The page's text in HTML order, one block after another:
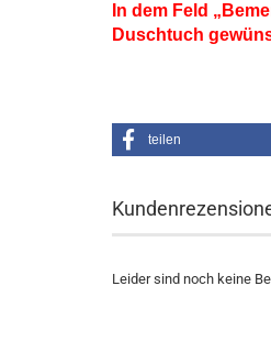
In dem Feld
Duschtuch
teilen
Leider sind noch keine